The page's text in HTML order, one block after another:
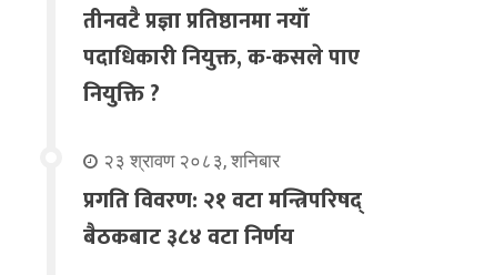
तीनवटै प्रज्ञा प्रतिष्ठानमा नयाँ
पदाधिकारी नियुक्त, क-कसले पाए
नियुक्ति ?
२३ श्रावण २०८३, शनिबार
प्रगति विवरण: २१ वटा मन्त्रिपरिषद्
बैठकबाट ३८४ वटा निर्णय